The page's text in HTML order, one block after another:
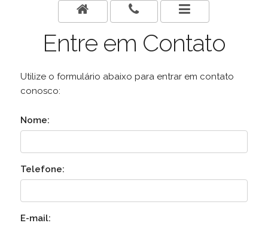
Entre em Contato
Utilize o formulário abaixo para entrar em contato
conosco:
Nome:
Telefone:
E-mail: